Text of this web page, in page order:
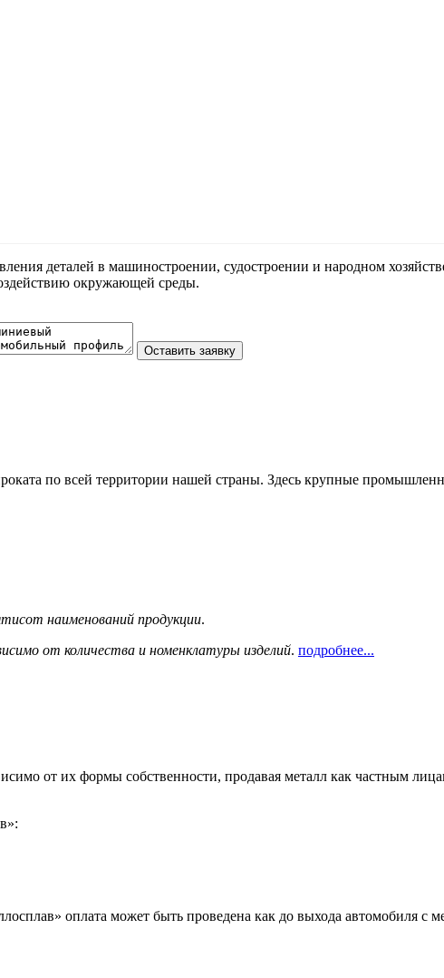
деталей в машиностроении, судостроении и народном
окружающей среды.
по всей территории нашей страны. Здесь крупные
наименований продукции.
от количества и номенклатуры изделий. подробнее...
от их формы собственности, продавая металл как частным
оплата может быть проведена как до выхода автомобиля с